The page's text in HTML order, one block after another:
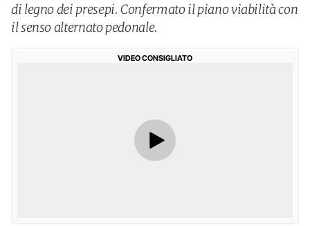
di legno dei presepi. Confermato il piano viabilità con
il senso alternato pedonale.
VIDEO CONSIGLIATO